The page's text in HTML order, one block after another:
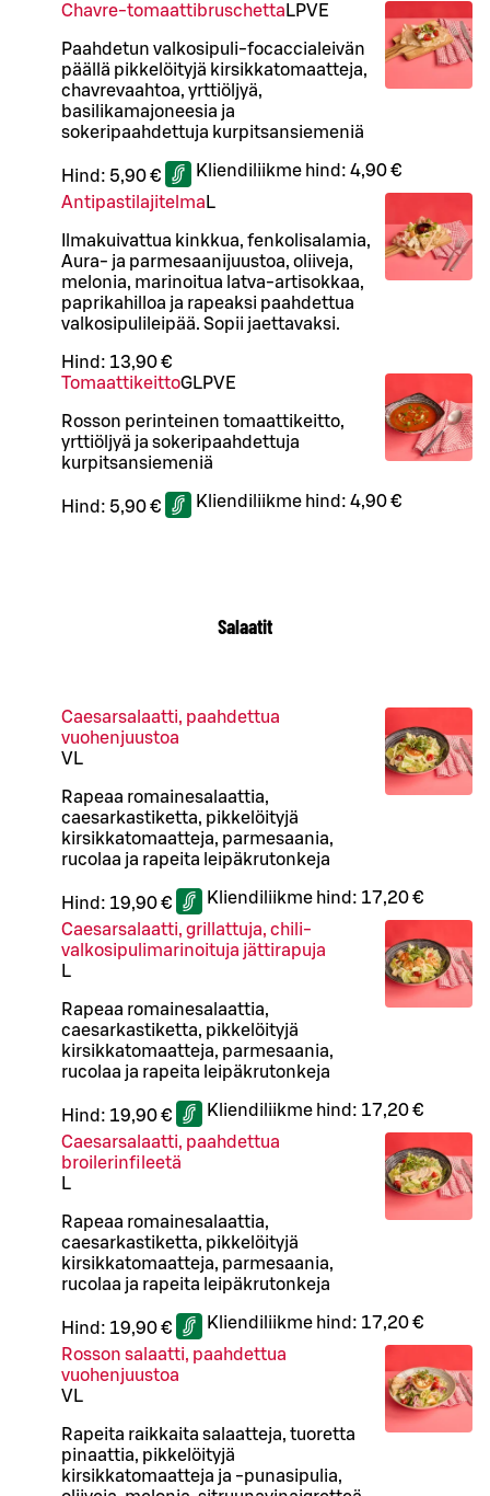
Chavre-tomaattibruschetta LPVE
Paahdetun valkosipuli-focaccialeivän
päällä pikkelöityjä kirsikkatomaatteja,
chavrevaahtoa, yrttiöljyä,
basilikamajoneesia ja
sokeripaahdettuja kurpitsansiemeniä
Hind: 5,90 € Kliendiliikme hind: 4,90 €
Antipastilajitelma L
Ilmakuivattua kinkkua, fenkolisalamia,
Aura- ja parmesaanijuustoa, oliiveja,
melonia, marinoitua latva-artisokkaa,
paprikahilloa ja rapeaksi paahdettua
valkosipulileipää. Sopii jaettavaksi.
Hind: 13,90 €
TomaattikeittoGLPVE
Rosson perinteinen tomaattikeitto,
yrttiöljyä ja sokeripaahdettuja
kurpitsansiemeniä
Hind: 5,90 € Kliendiliikme hind: 4,90 €
Salaatit
Caesarsalaatti, paahdettua
vuohenjuustoa
VL
Rapeaa romainesalaattia,
caesarkastiketta, pikkelöityjä
kirsikkatomaatteja, parmesaania,
rucolaa ja rapeita leipäkrutonkeja
Hind: 19,90 € Kliendiliikme hind: 17,20 €
Caesarsalaatti, grillattuja, chili-
valkosipulimarinoituja jättirapuja
L
Rapeaa romainesalaattia,
caesarkastiketta, pikkelöityjä
kirsikkatomaatteja, parmesaania,
rucolaa ja rapeita leipäkrutonkeja
Hind: 19,90 € Kliendiliikme hind: 17,20 €
Caesarsalaatti, paahdettua
broilerinfileetä
L
Rapeaa romainesalaattia,
caesarkastiketta, pikkelöityjä
kirsikkatomaatteja, parmesaania,
rucolaa ja rapeita leipäkrutonkeja
Hind: 19,90 € Kliendiliikme hind: 17,20 €
Rosson salaatti, paahdettua
vuohenjuustoa
VL
Rapeita raikkaita salaatteja, tuoretta
pinaattia, pikkelöityjä
kirsikkatomaatteja ja -punasipulia,